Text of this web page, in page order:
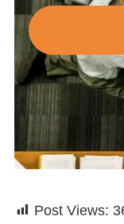
Post Views: